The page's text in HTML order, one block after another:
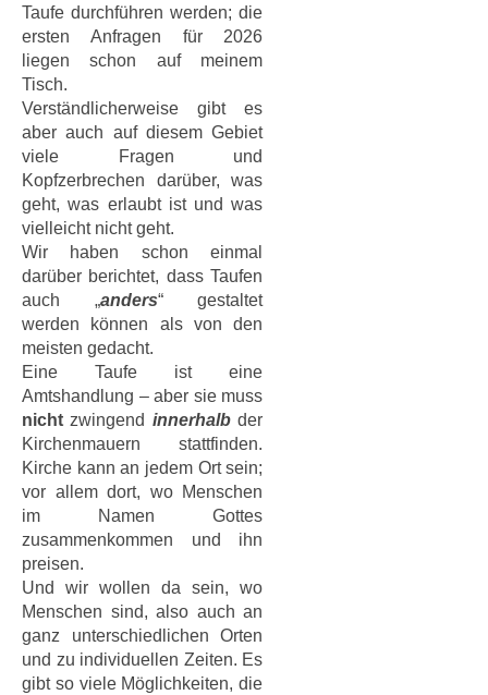
Taufe durchführen werden; die
ersten Anfragen für 2026
liegen schon auf meinem
Tisch.
Verständlicherweise gibt es
aber auch auf diesem Gebiet
viele Fragen und
Kopfzerbrechen darüber, was
geht, was erlaubt ist und was
vielleicht nicht geht.
Wir haben schon einmal
darüber berichtet, dass Taufen
auch „anders“ gestaltet
werden können als von den
meisten gedacht.
Eine Taufe ist eine
Amtshandlung – aber sie muss
nicht zwingend innerhalbder
Kirchenmauern stattfinden.
Kirche kann an jedem Ort sein;
vor allem dort, wo Menschen
im Namen Gottes
zusammenkommen und ihn
preisen.
Und wir wollen da sein, wo
Menschen sind, also auch an
ganz unterschiedlichen Orten
und zu individuellen Zeiten. Es
gibt so viele Möglichkeiten, die